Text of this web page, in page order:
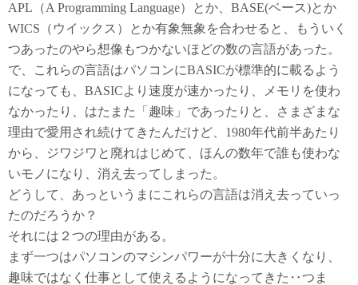
APL（A Programming Language）とか、BASE(ベース)とか
WICS（ウイックス）とか有象無象を合わせると、もういく
つあったのやら想像もつかないほどの数の言語があった。
で、これらの言語はパソコンにBASICが標準的に載るよう
になっても、BASICより速度が速かったり、メモリを使わ
なかったり、はたまた「趣味」であったりと、さまざまな
理由で愛用され続けてきたんだけど、1980年代前半あたり
から、ジワジワと廃れはじめて、ほんの数年で誰も使わな
いモノになり、消え去ってしまった。
どうして、あっというまにこれらの言語は消え去っていっ
たのだろうか？
それには２つの理由がある。
まず一つはパソコンのマシンパワーが十分に大きくなり、
趣味ではなく仕事として使えるようになってきた‥つま